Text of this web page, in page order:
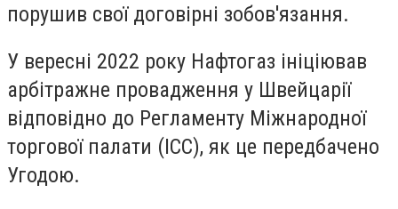
порушив свої договірні зобов'язання.
У вересні 2022 року Нафтогаз ініціював
арбітражне провадження у Швейцарії
відповідно до Регламенту Міжнародної
торгової палати (ICC), як це передбачено
Угодою.